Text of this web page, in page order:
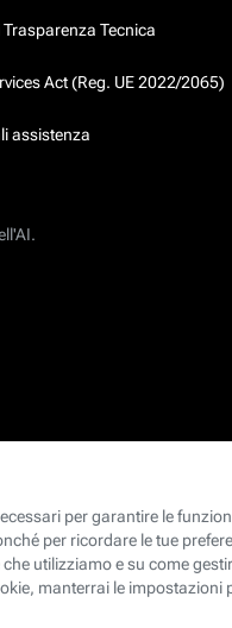
Trasparenza Tecnica
Act (Reg. UE 2022/2065)
assistenza